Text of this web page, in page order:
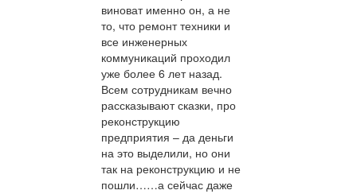
виноват именно он, а не
то, что ремонт техники и
все инженерных
коммуникаций проходил
уже более 6 лет назад.
Всем сотрудникам вечно
рассказывают сказки, про
реконструкцию
предприятия – да деньги
на это выделили, но они
так на реконструкцию и не
пошли……а сейчас даже